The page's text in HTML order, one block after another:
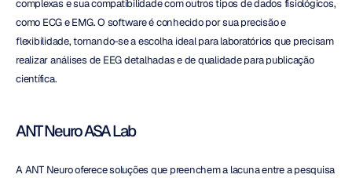
complexas e sua compatibilidade com outros tipos de dados fisiológicos,
como ECG e EMG. O software é conhecido por sua precisão e
flexibilidade, tornando-se a escolha ideal para laboratórios que precisam
realizar análises de EEG detalhadas e de qualidade para publicação
científica.
ANT Neuro ASA Lab
A ANT Neuro oferece soluções que preenchem a lacuna entre a pesquisa